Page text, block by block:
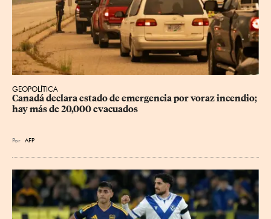
GEOPOLÍTICA
Canadá declara estado de emergencia por voraz incendio;
hay más de 20,000 evacuados
Por AFP